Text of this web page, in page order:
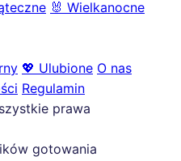
🐰 Wielkanocne
💖 Ulubione O nas
Regulamin
prawa
gotowania